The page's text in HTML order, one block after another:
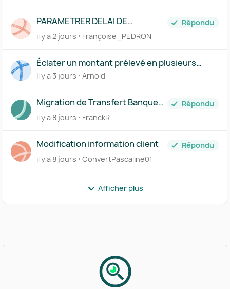
PARAMETRER DELAI DE
PAIEMENT FICHE FOURNISSEUR
Répondu
il y a 2 jours
Françoise_PEDRON
Éclater un montant prélevé en plusieurs
comptes via le Centre des règles
il y a 3 jours Arnold
Migration de Transfert Banque
vers Pennylane
Répondu
il y a 8 jours
FranckR
Modification information client
Répondu
il y a 8 jours
ConvertPascaline01
Afficher plus